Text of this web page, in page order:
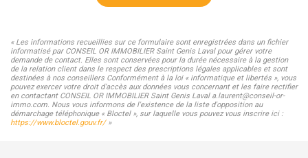
« Les informations recueillies sur ce formulaire sont enregistrées dans un fichier
informatisé par CONSEIL OR IMMOBILIER Saint Genis Laval pour gérer votre
demande de contact. Elles sont conservées pour la durée nécessaire à la gestion
de la relation client dans le respect des prescriptions légales applicables et sont
destinées à nos conseillers Conformément à la loi « informatique et libertés », vous
pouvez exercer votre droit d'accès aux données vous concernant et les faire rectifier
en contactant CONSEIL OR IMMOBILIER Saint Genis Laval a.laurent@conseil-or-
immo.com. Nous vous informons de l'existence de la liste d'opposition au
démarchage téléphonique « Bloctel », sur laquelle vous pouvez vous inscrire ici :
https://www.bloctel.gouv.fr/»